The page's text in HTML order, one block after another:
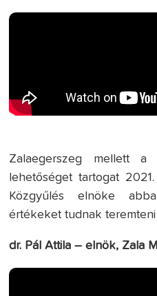
Zalaegerszeg mellett
lehetőséget tartogat
Közgyűlés elnöke
értékeket tudnak
dr. Pál Attila – elnök, Zala